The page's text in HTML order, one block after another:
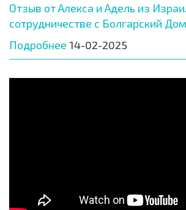
Отзыв от Алекса и Адель из
сотрудничестве с Болгарский Дом
Подробнее 14-02-2025